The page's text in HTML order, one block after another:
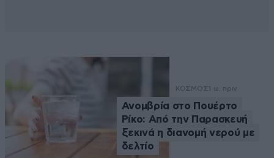
ΚΟΣΜΟΣ 1 ω. πριν
Ανομβρία στο Πουέρτο
Ρίκο: Από την Παρασκευή
ξεκινά η διανομή νερού με
δελτίο